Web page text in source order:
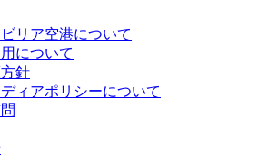
リア空港について
について
針
ィアポリシーについて